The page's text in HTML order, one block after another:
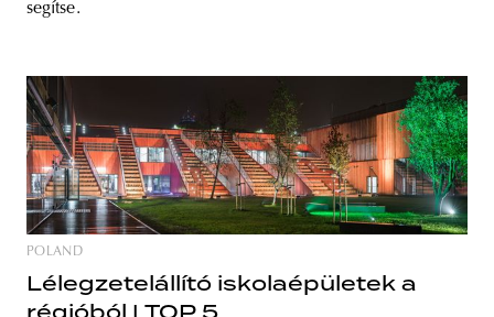
segítse.
POLAND
Lélegzetelállító iskolaépületek a
régióból | TOP 5